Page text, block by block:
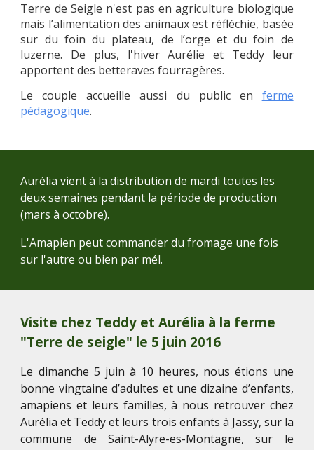
Terre de Seigle n'est pas en agriculture biologique
mais l’alimentation des animaux est réfléchie, basée
sur du foin du plateau, de l’orge et du foin de
luzerne. De plus, l'hiver Aurélie et Teddy leur
apportent des betteraves fourragères.
Le coupleaccueille aussi du public en ferme
pédagogique.
Aurélia vient à la distribution de mardi toutes les
deux semaines pendant la période de production
(mars à octobre).
L'Amapien peut commander du fromage une fois
sur l'autre ou bien par mél.
Visite chez Teddy et Aurélia à la ferme
"Terre de seigle" le 5 juin 2016
Le dimanche 5 juin à 10 heures, nous étions une
bonne vingtaine d’adultes et une dizaine d’enfants,
amapiens et leurs familles, à nous retrouver chez
Aurélia et Teddy et leurs trois enfants à Jassy, sur la
commune de Saint-Alyre-es-Montagne, sur le